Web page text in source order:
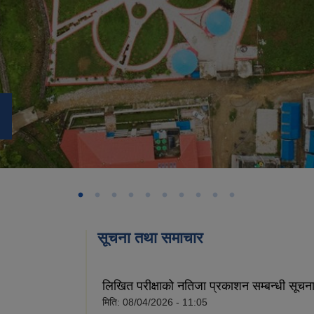
सूचना तथा समाचार
लिखित परीक्षाको नतिजा प्रकाशन सम्बन्धी
मिति: 08/04/2026 - 11:05